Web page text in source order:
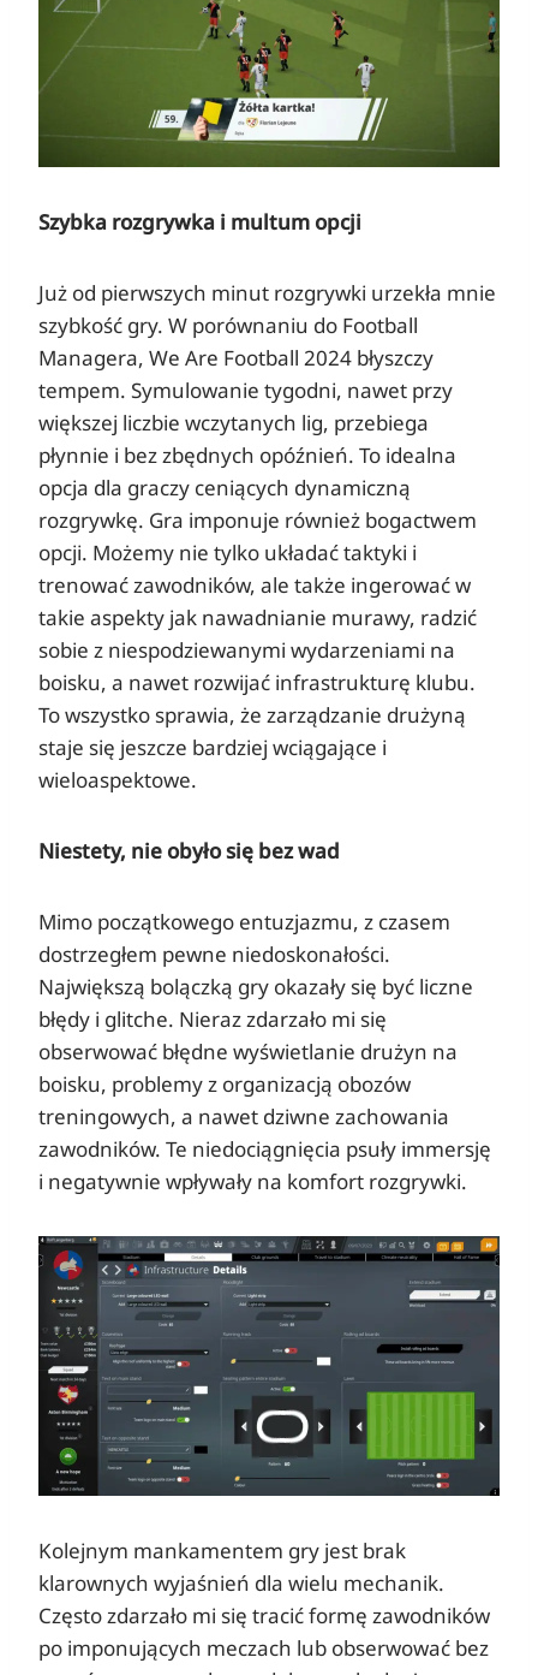
Szybka rozgrywka i multum opcji
Już od pierwszych minut rozgrywki urzekła mnie
szybkość gry. W porównaniu do Football
Managera, We Are Football 2024 błyszczy
tempem. Symulowanie tygodni, nawet przy
większej liczbie wczytanych lig, przebiega
płynnie i bez zbędnych opóźnień. To idealna
opcja dla graczy ceniących dynamiczną
rozgrywkę. Gra imponuje również bogactwem
opcji. Możemy nie tylko układać taktyki i
trenować zawodników, ale także ingerować w
takie aspekty jak nawadnianie murawy, radzić
sobie z niespodziewanymi wydarzeniami na
boisku, a nawet rozwijać infrastrukturę klubu.
To wszystko sprawia, że zarządzanie drużyną
staje się jeszcze bardziej wciągające i
wieloaspektowe.
Niestety, nie obyło się bez wad
Mimo początkowego entuzjazmu, z czasem
dostrzegłem pewne niedoskonałości.
Największą bolączką gry okazały się być liczne
błędy i glitche. Nieraz zdarzało mi się
obserwować błędne wyświetlanie drużyn na
boisku, problemy z organizacją obozów
treningowych, a nawet dziwne zachowania
zawodników. Te niedociągnięcia psuły immersję
i negatywnie wpływały na komfort rozgrywki.
Kolejnym mankamentem gry jest brak
klarownych wyjaśnień dla wielu mechanik.
Często zdarzało mi się tracić formę zawodników
po imponujących meczach lub obserwować bez